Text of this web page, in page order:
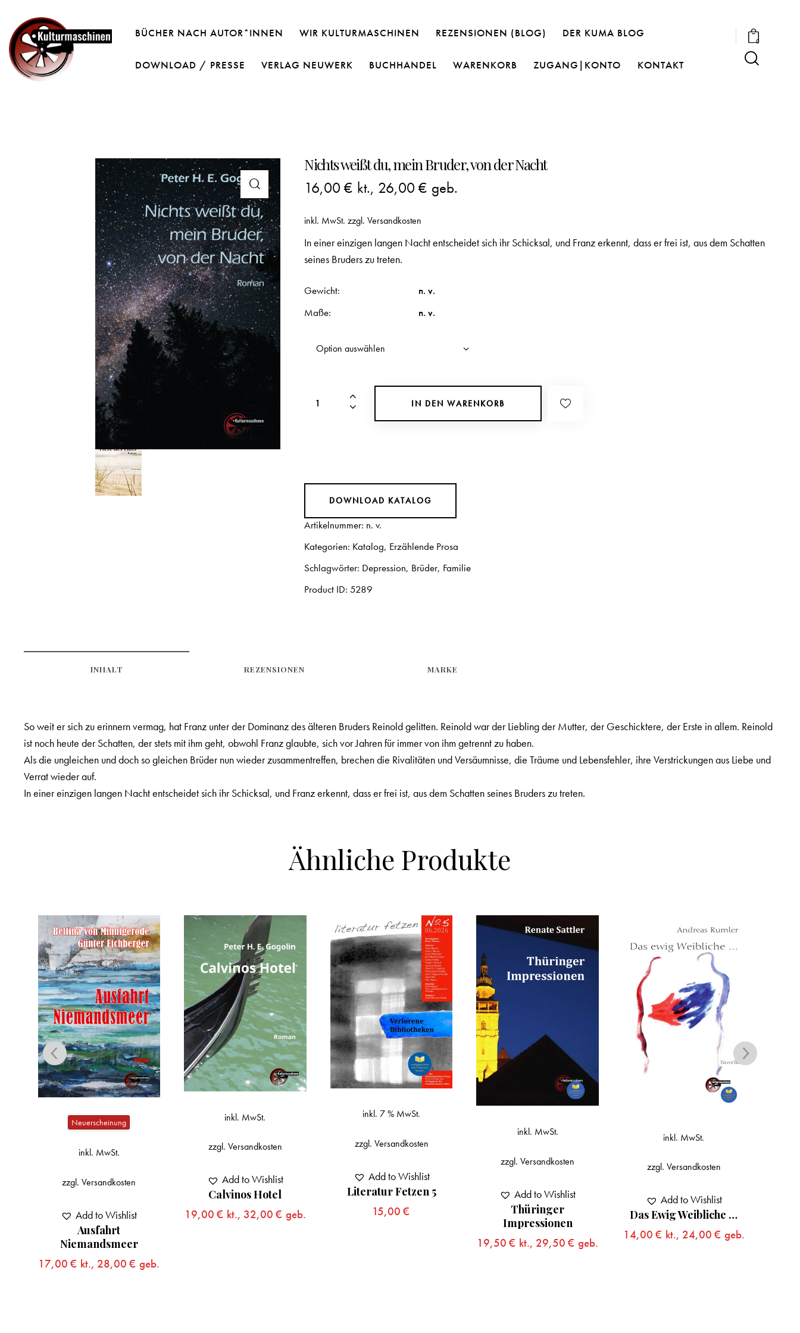
BÜCHER NACH AUTOR*INNEN WIR KULTURMASCHINEN REZENSIONEN (BLOG) DER KUMA BLOG
DOWNLOAD / PRESSE VERLAG NEUWERK BUCHHANDEL WARENKORB ZUGANG|KONTO KONTAKT
0
Nichts weißt du, mein Bruder, von der Nacht
16,00€ kt., 26,00€ geb.
inkl. MwSt. zzgl.Versandkosten
In einer einzigen langen Nacht entscheidet sich ihr Schicksal, und Franz erkennt, dass er frei ist, aus dem Schatten
seines Bruders zu treten.
Gewicht
n. v.
Maße
n. v.
IN DEN WARENKORB
DOWNLOAD KATALOG
Artikelnummer: n. v.
Kategorien: Katalog, Erzählende Prosa
Schlagwörter: Depression, Brüder, Familie
Product ID:5289
INHALT REZENSIONEN MARKE
So weit er sich zu erinnern vermag, hat Franz unter der Dominanz des älteren Bruders Reinold gelitten. Reinold war der Liebling der Mutter, der Geschicktere, der Erste in allem. Reinold
ist noch heute der Schatten, der stets mit ihm geht, obwohl Franz glaubte, sich vor Jahren für immer von ihm getrennt zu haben.
Als die ungleichen und doch so gleichen Brüder nun wieder zusammentreffen, brechen die Rivalitäten und Versäumnisse, die Träume und Lebensfehler, ihre Verstrickungen aus Liebe und
Verrat wieder auf.
In einer einzigen langen Nacht entscheidet sich ihr Schicksal, und Franz erkennt, dass er frei ist, aus dem Schatten seines Bruders zu treten.
Ähnliche Produkte
Ausfahrt
Niemandsmeer
17,00€ kt., 28,00€ geb.
Neuerscheinung
inkl. MwSt.
zzgl.Versandkosten
Add to Wishlist
Calvinos Hotel
19,00 € kt., 32,00 € geb.
inkl. MwSt.
zzgl. Versandkosten
Add to Wishlist
Literatur Fetzen 5
15,00€
inkl. 7 % MwSt.
zzgl. Versandkosten
Add to Wishlist
Thüringer
Impressionen
19,50€ kt., 29,50€ geb.
inkl. MwSt.
zzgl.Versandkosten
Add to Wishlist
Das Ewig Weibliche …
14,00 € kt., 24,00 € geb.
inkl. MwSt.
zzgl. Versandkosten
Add to Wishlist